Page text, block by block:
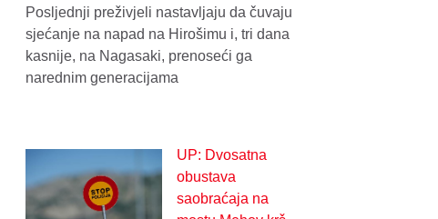
Posljednji preživjeli nastavljaju da čuvaju
sjećanje na napad na Hirošimu i, tri dana
kasnije, na Nagasaki, prenoseći ga
narednim generacijama
UP: Dvosatna
obustava
saobraćaja na